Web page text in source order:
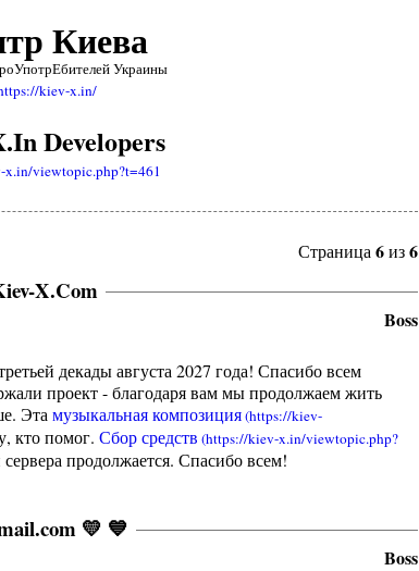
Киева
Украины
kiev-x.in/
Developers
viewtopic.php?t=461
Страница6из6
X.Com
Boss
декады августа 2027 года! Спасибо всем
проект - благодаря вам мы продолжаем жить
Этамузыкальная композиция
кто помог.Сбор средств
сервера продолжается. Спасибо всем!
💛 💙
Boss